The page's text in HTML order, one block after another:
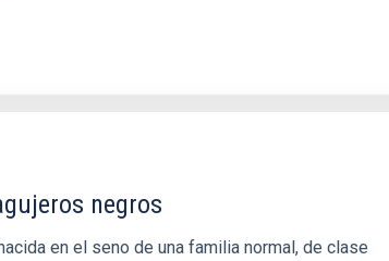
negros
en el seno de una familia normal, de clase